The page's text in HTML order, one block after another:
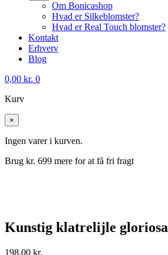
Om Bonicashop
Hvad er Silkeblomster?
Hvad er Real Touch blomster?
Kontakt
Erhverv
Blog
0,00 kr. 0
Kurv
×
Ingen varer i kurven.
Brug kr. 699 mere for at få fri fragt
Kunstig klatrelijle gloriosa
198,00 kr.